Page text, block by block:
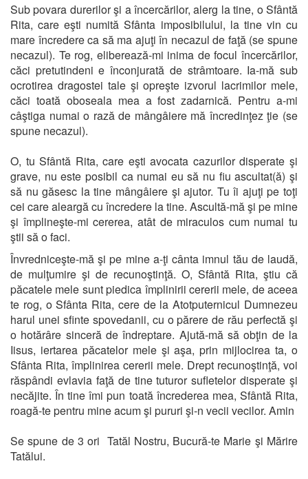
Sub povara durerilor şi a încercărilor, alerg la tine, o Sfântă
Rita, care eşti numită Sfânta imposibilului, la tine vin cu
mare încredere ca să ma ajuţi în necazul de faţă (se spune
necazul). Te rog, eliberează-mi inima de focul încercărilor,
căci pretutindeni e înconjurată de strâmtoare. Ia-mă sub
ocrotirea dragostei tale şi opreşte izvorul lacrimilor mele,
căci toată oboseala mea a fost zadarnică. Pentru a-mi
câştiga numai o rază de mângâiere mă încredinţez ţie (se
spune necazul).
O, tu Sfântă Rita, care eşti avocata cazurilor disperate şi
grave, nu este posibil ca numai eu să nu fiu ascultat(ă) şi
să nu găsesc la tine mângâiere şi ajutor. Tu îi ajuţi pe toţi
cei care aleargă cu încredere la tine. Ascultă-mă şi pe mine
şi împlineşte-mi cererea, atât de miraculos cum numai tu
ştii să o faci.
Învredniceşte-mă şi pe mine a-ţi cânta imnul tău de laudă,
de mulţumire şi de recunoştinţă. O, Sfântă Rita, ştiu că
păcatele mele sunt piedica împlinirii cererii mele, de aceea
te rog, o Sfânta Rita, cere de la Atotputernicul Dumnezeu
harul unei sfinte spovedanii, cu o părere de rău perfectă şi
o hotărâre sinceră de îndreptare. Ajută-mă să obţin de la
Iisus, iertarea păcatelor mele şi aşa, prin mijlocirea ta, o
Sfânta Rita, împlinirea cererii mele. Drept recunoştinţă, voi
răspândi evlavia faţă de tine tuturor sufletelor disperate şi
necăjite. În tine îmi pun toată încrederea mea, Sfântă Rita,
roagă-te pentru mine acum şi pururi şi-n vecii vecilor. Amin
Se spune de 3 ori Tatăl Nostru, Bucură-te Marie şi Mărire
Tatălui.